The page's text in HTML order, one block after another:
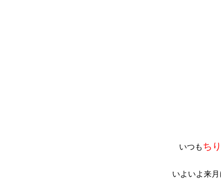
いつもち
いよいよ来